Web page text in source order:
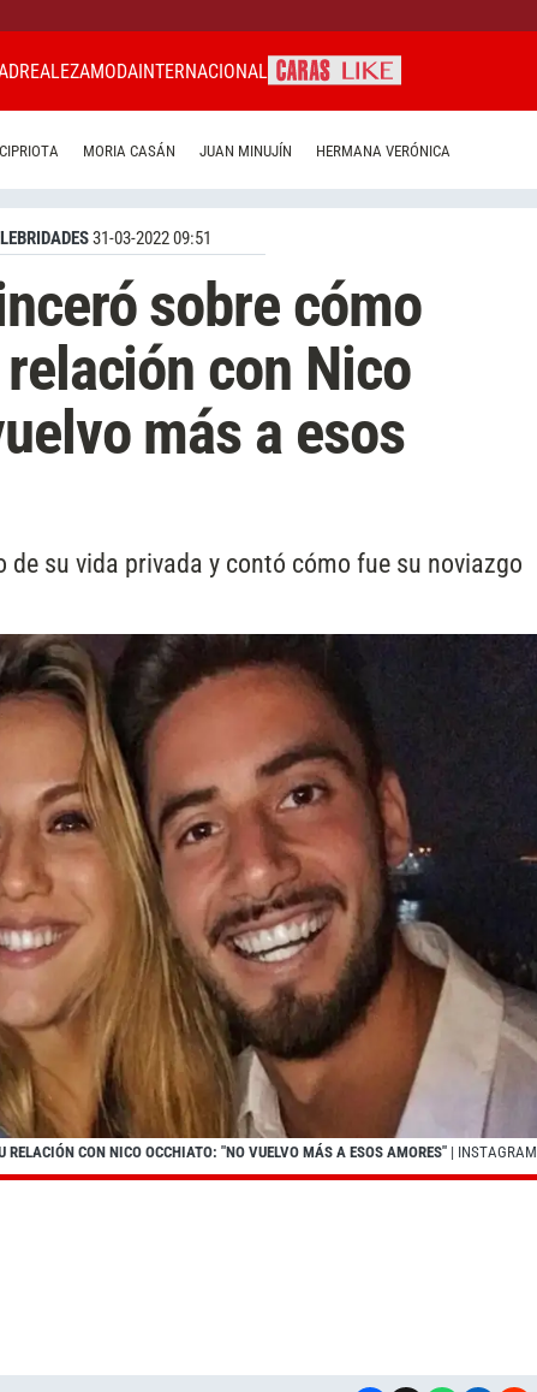
REALEZAMODAINTERNACIONAL
MORIA CASÁN JUAN MINUJÍN HERMANA VERÓNICA
31-03-2022 09:51
sobre cómo
con Nico
más a esos
su vida privada y contó cómo fue su noviazgo
RELACIÓN CON NICO OCCHIATO: "NO VUELVO MÁS A ESOS AMORES" | INSTAGRAM